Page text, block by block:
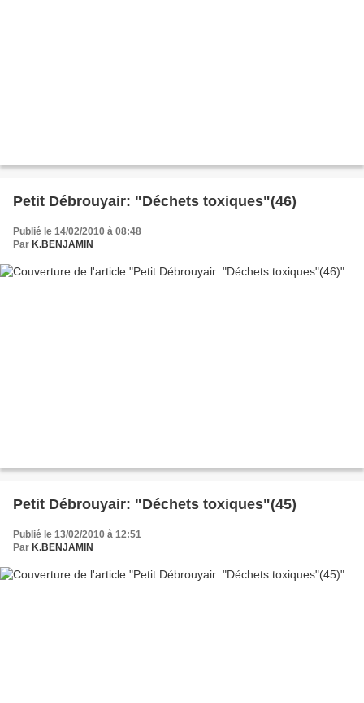
Petit Débrouyair: "Déchets toxiques"(46)
Publié le 14/02/2010 à 08:48
Par K.BENJAMIN
Petit Débrouyair: "Déchets toxiques"(45)
Publié le 13/02/2010 à 12:51
Par K.BENJAMIN